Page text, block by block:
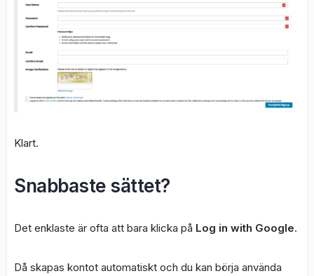
Klart.
Snabbaste sättet?
Det enklaste är ofta att bara klicka på Log in with Google.
Då skapas kontot automatiskt och du kan börja använda